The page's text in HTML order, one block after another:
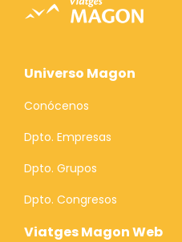
Viatges Magon Web
Universo Magon
Conócenos
Dpto. Empresas
Dpto. Grupos
Dpto. Congresos